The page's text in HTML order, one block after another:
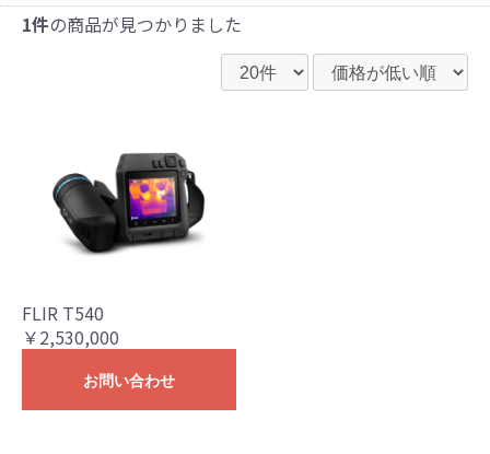
1件の商品が見つかりました
FLIR T540
￥2,530,000
お問い合わせ